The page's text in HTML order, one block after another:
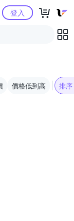
心
登入
價格低到高 排序